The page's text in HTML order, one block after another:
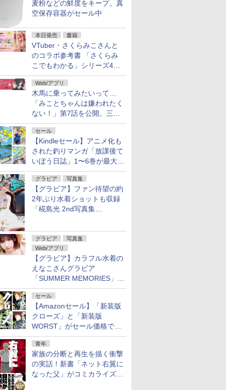
麦粉などの鮮度をキープ。真
空保存容器がセール中
本日発売 書籍
VTuber・さくらみこさんと
のコラボ参考書 「さくらみ
こでもわかる」シリーズ4冊
が本日発売！
Web/アプリ
木馬に乗ってみたいって…
「みことちゃんは嫌われたく
ない！」第7話を公開。三角
じゃない方か
セール
【Kindleセール】アニメ化も
された釣りマンガ「放課後て
いぼう日誌」1〜6巻が最大
50％オフのセール中！
グラビア 写真集
【グラビア】ファン待望の約
2年ぶり水着ショットも収録
「椛島光 2nd写真集
グラビア
写真集
Web/アプリ
【グラビア】カラフル水着の
えなこさんグラビア
「SUMMER MEMORIES」を
ヤングアニマルWebで公開中
セール
【Amazonセール】「新装版
クローズ」と「新装版
WORST」がセール価格で販
売中！
青年
家族の分断と再生を描く衝撃
の実話！新書「ネット右翼に
なった父」がコミカライズ。